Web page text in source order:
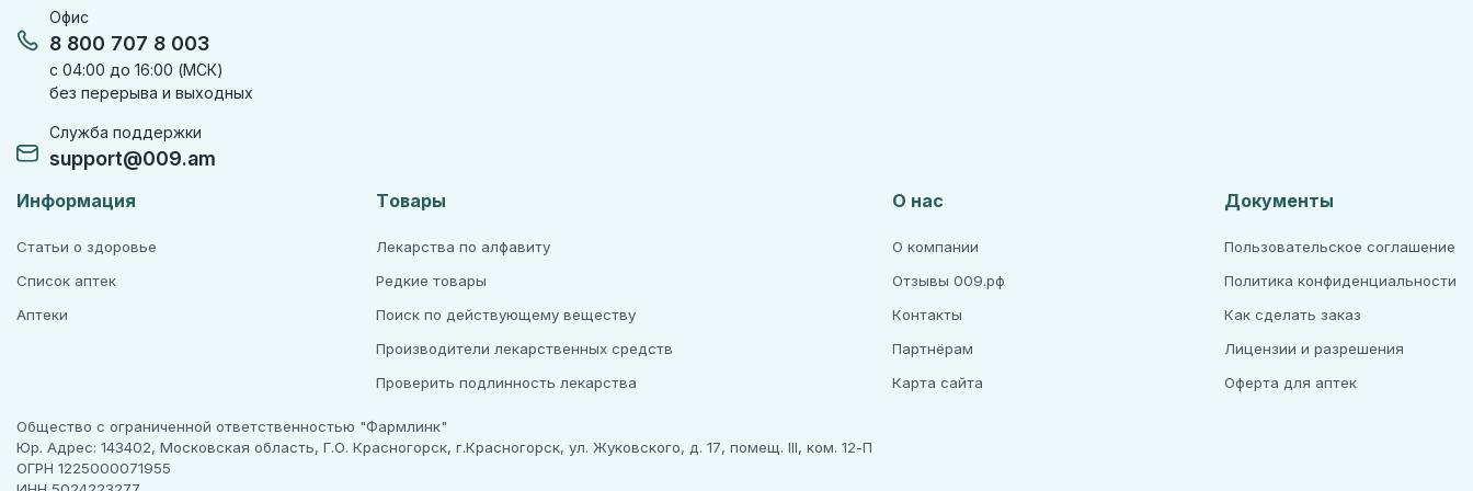
Офис
8 800 707 8 003
с 04:00 до 16:00 (МСК)
без перерыва и выходных
Служба поддержки
support@009.am
Информация
Статьи о здоровье
Список аптек
Аптеки
Товары
Лекарства по алфавиту
Редкие товары
Поиск по действующему веществу
Производители лекарственных средств
Проверить подлинность лекарства
О нас
О компании
Отзывы 009.рф
Контакты
Партнёрам
Карта сайта
Документы
Пользовательское соглашение
Политика конфиденциальности
Как сделать заказ
Лицензии и разрешения
Оферта для аптек
Общество с ограниченной ответственностью "Фармлинк"
Юр. Адрес: 143402, Московская область, Г.О. Красногорск, г.Красногорск, ул. Жуковского, д. 17, помещ. III, ком. 12-П
ОГРН 1225000071955